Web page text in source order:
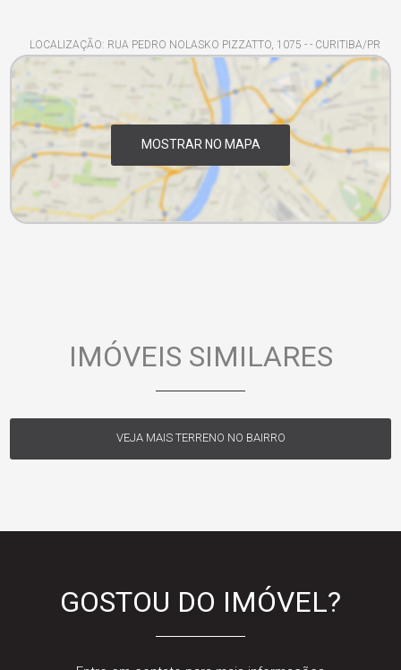
LOCALIZAÇÃO: RUA PEDRO NOLASKO PIZZATTO, 1075 - - CURITIBA/PR
MOSTRAR NO MAPA
IMÓVEIS SIMILARES
VEJA MAIS TERRENO NO BAIRRO
GOSTOU DO IMÓVEL?